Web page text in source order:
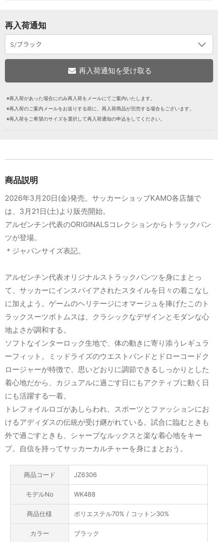
再入荷通知
※再入荷があった場合にのみ再入荷をメールにてご案内いたします。
※再入荷のご案内メールをお送りする前に、再入荷商品が完売する場合もございます。
※再入荷をご希望のサイズを選択して再入荷通知の申込をしてください。
商品説明
2026年3月20日(金)発売。サッカーショップKAMO各店舗で
は、3月21日(土)より販売開始。
アルゼンチン代表のORIGINALSコレクションからトラックパン
ツが登場。
＊ジャパンサイズ表記。
アルゼンチン代表オリジナルストラックパンツを身にまとっ
て、サッカーにインスパイアされたスタイルを日々の着こなし
に加えよう。ゲームのヘリテージにオマージュを捧げたこのト
ラックスーツボトムスは、クラシックなデザインとモダンな心
地よさが調和する。
ソフトなインターロック生地で、体の動きに寄り添うレギュラ
ーフィット。ミッドライズのウエストバンドとドローコードク
ロージャーが特徴で、思いどおりに調節できるしっかりとした
着心地だから、カジュアルに過ごす日にもアクティブに動く日
にも活躍する一着。
トレフォイルロゴがあしらわれ、スポーツとファッションにお
けるアディダスの伝統が受け継がれている。試合に臨むときも
外で過ごすときも、シャープなルックスと楽な着心地をキー
プ。自信を持ってサッカーカルチャーを身にまとおう。
商品コード JZ6306
モデルNo WK488
商品仕様 ポリエステル70% / コットン30%
カラー ブラック